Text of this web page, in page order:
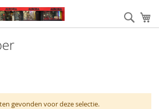
Zoek
gevonden voor deze selectie.